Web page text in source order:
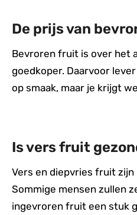
De prijs van
Bevroren fruit is over het
goedkoper. Daarvoor
op smaak, maar je krijgt
Is vers fruit
Vers en diepvries fruit zijn
Sommige mensen zullen
ingevroren fruit een stuk